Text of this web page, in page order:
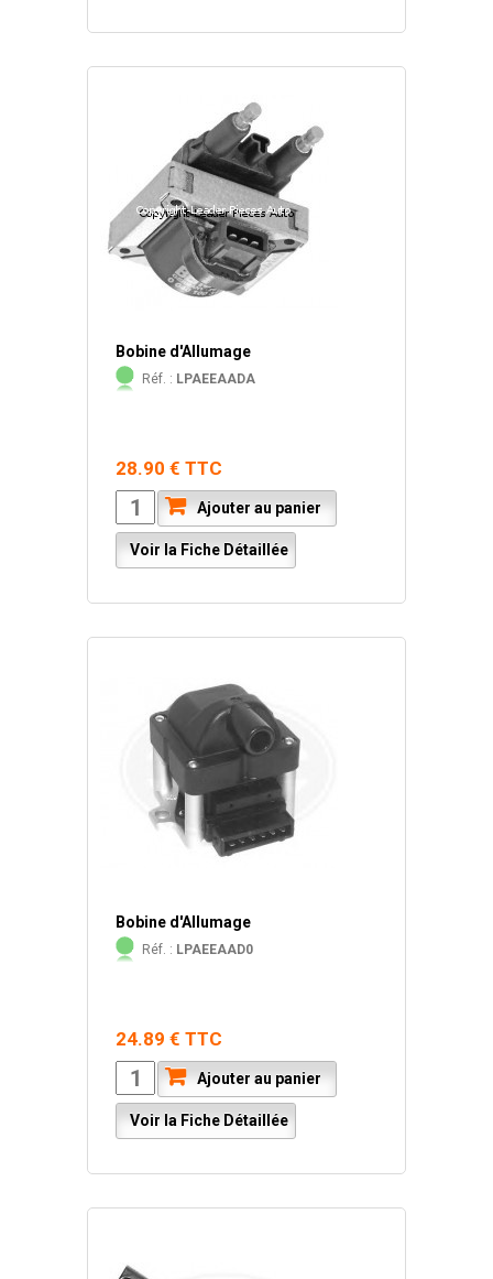
Bobine d'Allumage
Réf. : LPAEEAADA
28.90 € TTC
Ajouter au panier
Voir la Fiche Détaillée
Bobine d'Allumage
Réf. : LPAEEAAD0
24.89 € TTC
Ajouter au panier
Voir la Fiche Détaillée